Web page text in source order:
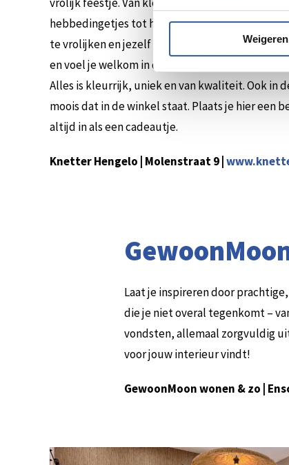
Weigeren
hebbedingetjes tot het Deense merk Rice –
te vrolijken en jezelf of een ander blij mee te
en voel je welkom in deze sfeervolle winkel
Alles is kleurrijk, uniek en van kwaliteit. Ook in
moois dat in de winkel staat. Plaats je hier een
altijd in als een cadeautje.
Knetter Hengelo | Molenstraat 9 |
Laat je inspireren door
die je niet overal tegenkomt –
vondsten, allemaal zorgvuldig
voor jouw interieur vindt!
GewoonMoon wonen & zo |